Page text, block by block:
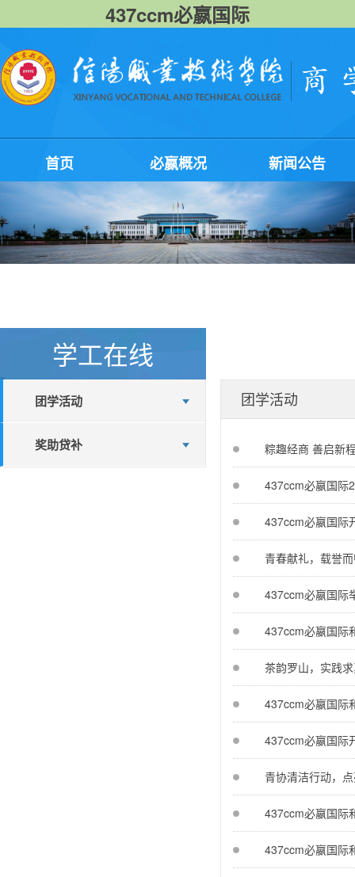
437ccm必嬴国际
首页 必嬴概况 新闻公告
学工在线
团学活动
奖助贷补
团学活动
粽趣经商 善启新
437ccm必嬴国际
437ccm必嬴国际
青春献礼，载誉
437ccm必嬴国际
437ccm必嬴国际
茶韵罗山，实践
437ccm必嬴国际
437ccm必嬴国际
青协清洁行动，
437ccm必嬴国际
437ccm必嬴国际